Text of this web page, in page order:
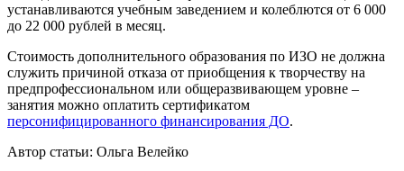
устанавливаются учебным заведением и колеблются от 6 000
до 22 000 рублей в месяц.
Стоимость дополнительного образования по ИЗО не должна
служить причиной отказа от приобщения к творчеству на
предпрофессиональном или общеразвивающем уровне –
занятия можно оплатить сертификатом
персонифицированного финансирования ДО.
Автор статьи: Ольга Велейко